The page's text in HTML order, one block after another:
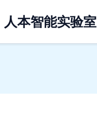
人本智能实验室